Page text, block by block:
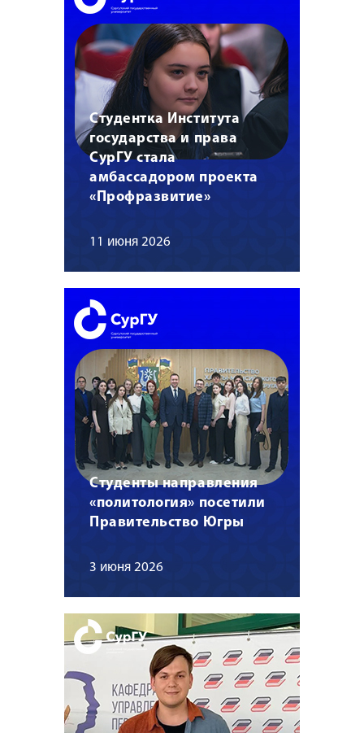
Студентка Института
государства и права
СурГУ стала
амбассадором проекта
«Профразвитие»
11 июня 2026
Студенты направления
«политология» посетили
Правительство Югры
3 июня 2026